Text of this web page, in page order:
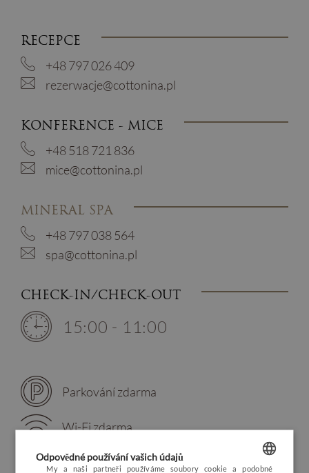
RECEPCE
+48 797 026 409
rezerwacje@cottonina.pl
KONFERENCE - MICE
+48 518 721 836
mice@cottonina.pl
MINERAL SPA
+48 797 038 564
spa@cottonina.pl
CHECK-IN/CHECK-OUT
15:00 - 11:00
Parkování zdarma
Wi-Fi zdarma
Noční klid 22:00-6:00
Odpovědné používání vašich údajů
My a naši partneři používáme soubory cookie a podobné